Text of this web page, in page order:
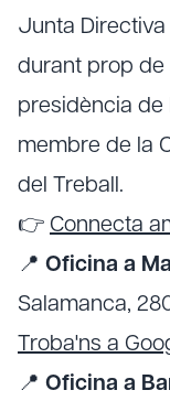
Junta Directiva
durant prop de
presidència de
membre de la
del Treball.
👉 Connecta
📍 Oficina a
Salamanca,
Troba'ns a
📍 Oficina a